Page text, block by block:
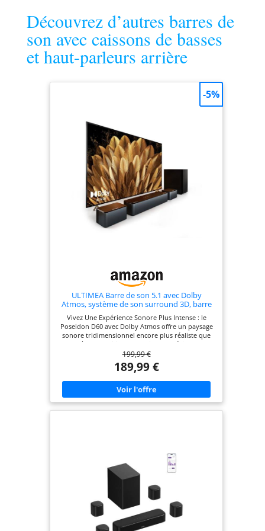
Découvrez d’autres barres de
son avec caissons de basses
et haut-parleurs arrière
ULTIMEA Barre de son 5.1 avec Dolby
Atmos, système de son surround 3D, barre
de son pour TV avec caisson de basses, 2
haut-parleurs arrière, barre de son
Bluetooth 5.3 avec basses réglables,
Poseidon
Vivez Une Expérience Sonore Plus Intense : le
Poseidon D60 avec Dolby Atmos offre un paysage
sonore tridimensionnel encore plus réaliste que
les systèmes traditionnels. Faites l'expérience d'un
son qui se déplace librement dans un espace 3D et
qui permet une immersion plus profonde dans
l'histoire. Dialogues Cristallins et Son Surround 3D
: la barre de son dispose de trois canaux sonores
principaux, de deux haut-parleurs surround et
d'un subwoofer pour un véritable son surround
5.1. Grâce à la technologie Dolby Atmos, la source
de l'agencement de la pièce. Le résultat est une
expérience sonore individuelle et intense.
Décodage Avancé avec Dolby Atmos : le Poseidon
D60 est compatible avec les Blu-ray et les services
de streaming comme Netflix et Prime Video. La
technologie BassMAX d'Ultimea permet d'obtenir
des fréquences basses et des basses réglables
pour un son pulsatif. Qualité Sonore Supérieure
199,99 €
189,99 €
-5%